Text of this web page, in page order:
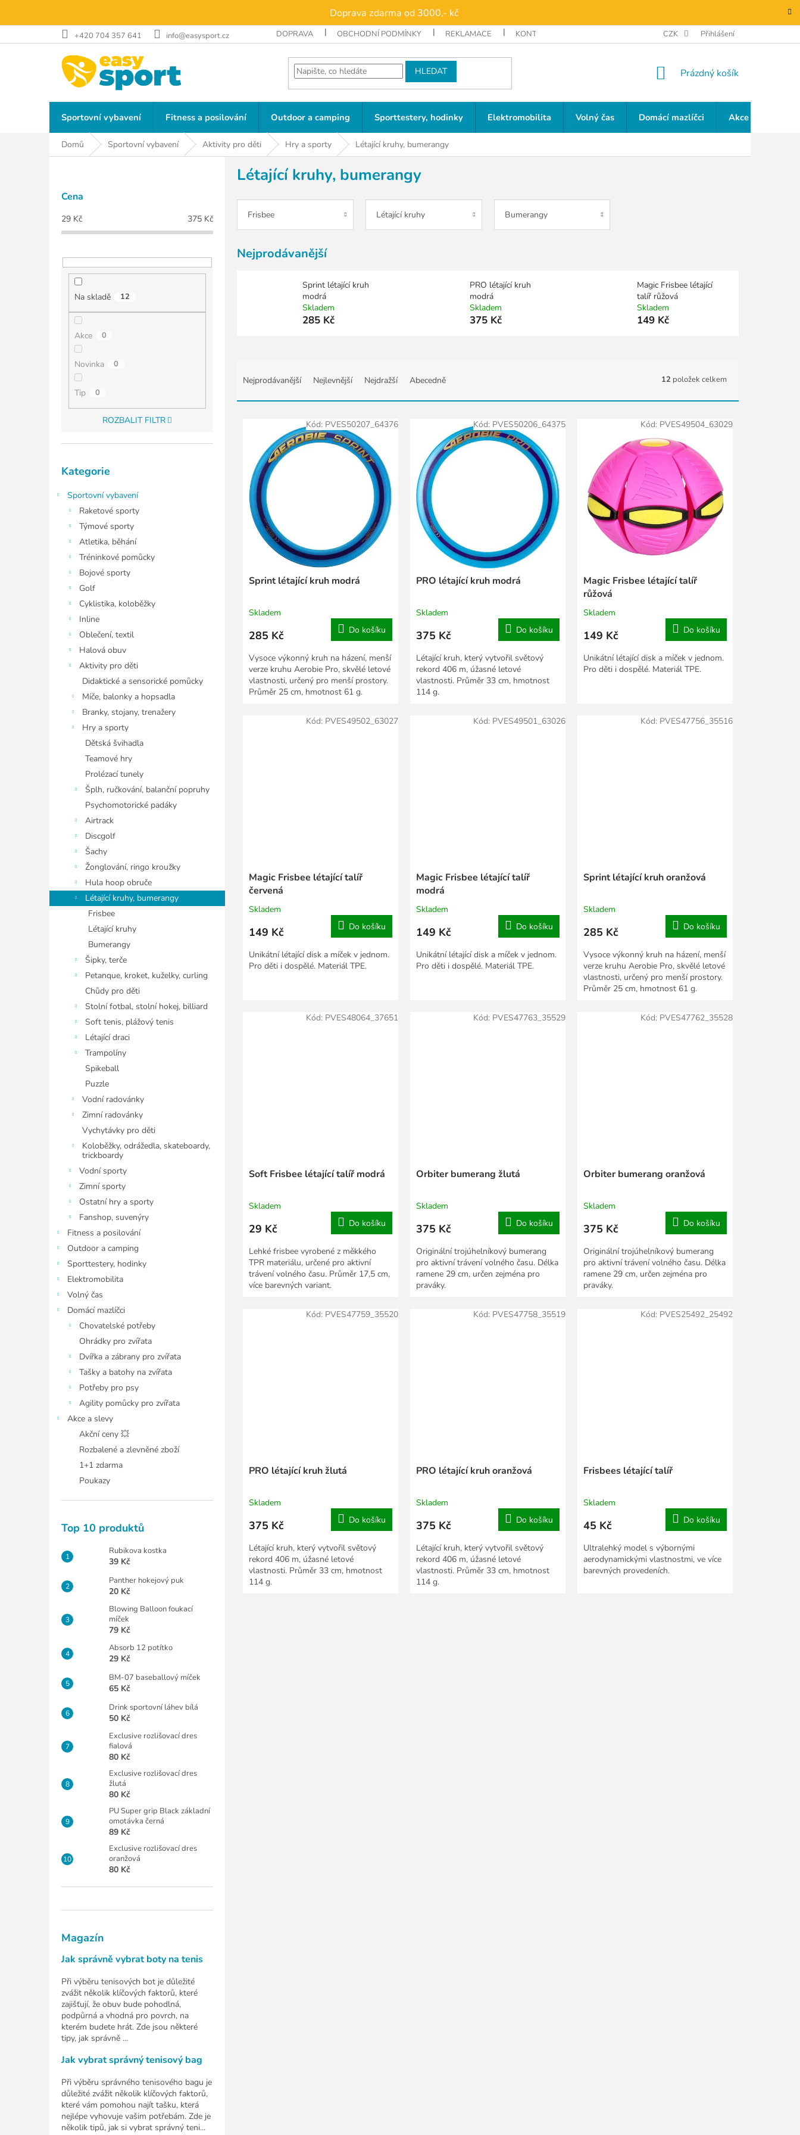
obsah
Doprava zdarma od 3000,- kč
+420 704 357 641 info@easysport.cz DOPRAVA OBCHODNÍ PODMÍNKY REKLAMACE KONTAKTY CZK Přihlášení
HLEDAT
NÁKUPNÍ
Prázdný košík
Sportovní vybavení Fitness a posilování Outdoor a camping Sporttestery, hodinky Elektromobilita Volný čas Domácí mazlíčci Akce a slevy
Domů Sportovní vybavení Aktivity pro děti Hry a sporty Létající kruhy, bumerangy
P
Cena
29 Kč 375 Kč
Na skladě 12
Akce 0
Novinka 0
Tip 0
ROZBALIT FILTR
kategorie
Kategorie
Sportovní vybavení
Raketové sporty
Týmové sporty
Atletika, běhání
Tréninkové pomůcky
Bojové sporty
Golf
Cyklistika, koloběžky
Inline
Oblečení, textil
Halová obuv
Aktivity pro děti
Didaktické a sensorické pomůcky
Míče, balonky a hopsadla
Branky, stojany, trenažery
Hry a sporty
Dětská švihadla
Teamové hry
Prolézací tunely
Šplh, ručkování, balanční popruhy
Psychomotorické padáky
Airtrack
Discgolf
Šachy
Žonglování, ringo kroužky
Hula hoop obruče
Létající kruhy, bumerangy
Frisbee
Létající kruhy
Bumerangy
Šipky, terče
Petanque, kroket, kuželky, curling
Chůdy pro děti
Stolní fotbal, stolní hokej, billiard
Soft tenis, plážový tenis
Létající draci
Trampolíny
Spikeball
Puzzle
Vodní radovánky
Zimní radovánky
Vychytávky pro děti
Koloběžky, odrážedla, skateboardy,
trickboardy
Vodní sporty
Zimní sporty
Ostatní hry a sporty
Fanshop, suvenýry
Fitness a posilování
Outdoor a camping
Sporttestery, hodinky
Elektromobilita
Volný čas
Domácí mazlíčci
Chovatelské potřeby
Ohrádky pro zvířata
Dvířka a zábrany pro zvířata
Tašky a batohy na zvířata
Potřeby pro psy
Agility pomůcky pro zvířata
Akce a slevy
Akční ceny 💥
Rozbalené a zlevněné zboží
1+1 zdarma
Poukazy
Top 10 produktů
Rubikova kostka
39 Kč
Panther hokejový puk
20 Kč
Blowing Balloon foukací
míček
79 Kč
Absorb 12 potítko
29 Kč
BM-07 baseballový míček
65 Kč
Drink sportovní láhev bílá
50 Kč
Exclusive rozlišovací dres
fialová
80 Kč
Exclusive rozlišovací dres
žlutá
80 Kč
PU Super grip Black základní
omotávka černá
89 Kč
Exclusive rozlišovací dres
oranžová
80 Kč
Magazín
Jak správně vybrat boty na tenis
Při výběru tenisových bot je důležité
zvážit několik klíčových faktorů, které
zajišťují, že obuv bude pohodlná,
podpůrná a vhodná pro povrch, na
kterém budete hrát. Zde jsou některé
tipy, jak správně ...
Jak vybrat správný tenisový bag
Při výběru správného tenisového bagu je
důležité zvážit několik klíčových faktorů,
které vám pomohou najít tašku, která
nejlépe vyhovuje vašim potřebám. Zde je
několik tipů, jak si vybrat správný teni...
Létající kruhy, bumerangy
Frisbee Létající kruhy Bumerangy
Nejprodávanější
Sprint létající kruh
modrá
Skladem
285 Kč
PRO létající kruh
modrá
Skladem
375 Kč
Magic Frisbee létající
talíř růžová
Skladem
149 Kč
e
Nejprodávanější Nejlevnější Nejdražší Abecedně 12 položek celkem
Sprint létající kruh modrá
Skladem
285 Kč Do košíku
Vysoce výkonný kruh na házení, menší
verze kruhu Aerobie Pro, skvělé letové
vlastnosti, určený pro menší prostory.
Průměr 25 cm, hmotnost 61 g.
Kód: PVES50207_64376
PRO létající kruh modrá
Skladem
375 Kč Do košíku
Létající kruh, který vytvořil světový
rekord 406 m, úžasné letové
vlastnosti. Průměr 33 cm, hmotnost
114 g.
Kód: PVES50206_64375
Magic Frisbee létající talíř
růžová
Skladem
149 Kč Do košíku
Unikátní létající disk a míček v jednom.
Pro děti i dospělé. Materiál TPE.
Kód: PVES49504_63029
Magic Frisbee létající talíř
červená
Skladem
149 Kč Do košíku
Unikátní létající disk a míček v jednom.
Pro děti i dospělé. Materiál TPE.
Kód: PVES49502_63027
Magic Frisbee létající talíř
modrá
Skladem
149 Kč Do košíku
Unikátní létající disk a míček v jednom.
Pro děti i dospělé. Materiál TPE.
Kód: PVES49501_63026
Sprint létající kruh oranžová
Skladem
285 Kč Do košíku
Vysoce výkonný kruh na házení, menší
verze kruhu Aerobie Pro, skvělé letové
vlastnosti, určený pro menší prostory.
Průměr 25 cm, hmotnost 61 g.
Kód: PVES47756_35516
Soft Frisbee létající talíř modrá
Skladem
29 Kč Do košíku
Lehké frisbee vyrobené z měkkého
TPR materiálu, určené pro aktivní
trávení volného času. Průměr 17,5 cm,
více barevných variant.
Kód: PVES48064_37651
Orbiter bumerang žlutá
Skladem
375 Kč Do košíku
Originální trojúhelníkový bumerang
pro aktivní trávení volného času. Délka
ramene 29 cm, určen zejména pro
praváky.
Kód: PVES47763_35529
Orbiter bumerang oranžová
Skladem
375 Kč Do košíku
Originální trojúhelníkový bumerang
pro aktivní trávení volného času. Délka
ramene 29 cm, určen zejména pro
praváky.
Kód: PVES47762_35528
PRO létající kruh žlutá
Skladem
375 Kč Do košíku
Létající kruh, který vytvořil světový
rekord 406 m, úžasné letové
vlastnosti. Průměr 33 cm, hmotnost
114 g.
Kód: PVES47759_35520
PRO létající kruh oranžová
Skladem
375 Kč Do košíku
Létající kruh, který vytvořil světový
rekord 406 m, úžasné letové
vlastnosti. Průměr 33 cm, hmotnost
114 g.
Kód: PVES47758_35519
Frisbees létající talíř
Skladem
45 Kč Do košíku
Ultralehký model s výbornými
aerodynamickými vlastnostmi, ve více
barevných provedeních.
Kód: PVES25492_25492